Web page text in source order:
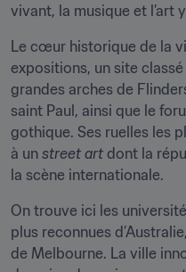
vivant, la musique et l’art
Le cœur historique de la
expositions, un site
grandes arches de
saint Paul, ainsi que le
gothique. Ses ruelles les
à un street art dont la
la scène internationale.
On trouve ici les
plus reconnues
de Melbourne. La ville